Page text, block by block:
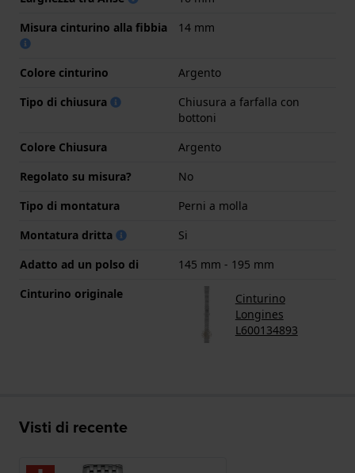
Misura cinturino alla fibbia
14 mm
Colore cinturino
Argento
Tipo di chiusura
Chiusura a farfalla con
bottoni
Colore Chiusura
Argento
Regolato su misura?
No
Tipo di montatura
Perni a molla
Montatura dritta
Si
Adatto ad un polso di
145 mm - 195 mm
Cinturino originale
Cinturino
Longines
L600134893
Visti di recente